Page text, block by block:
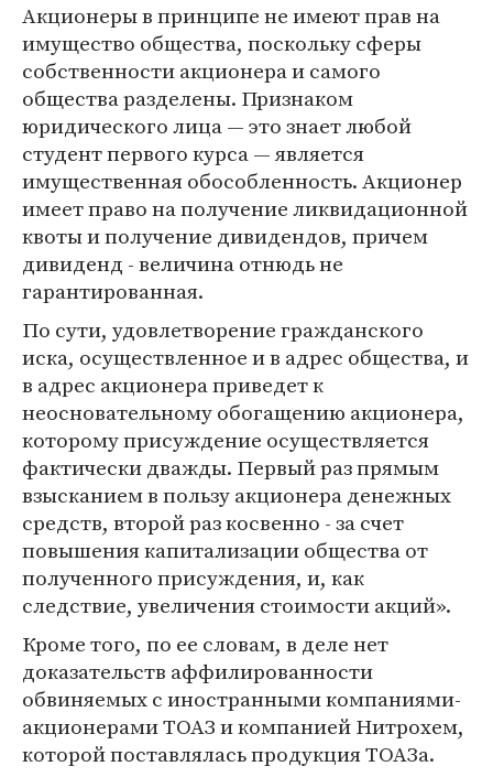
Акционеры в принципе не имеют прав на
имущество общества, поскольку сферы
собственности акционера и самого
общества разделены. Признаком
юридического лица — это знает любой
студент первого курса — является
имущественная обособленность. Акционер
имеет право на получение ликвидационной
квоты и получение дивидендов, причем
дивиденд - величина отнюдь не
гарантированная.
По сути, удовлетворение гражданского
иска, осуществленное и в адрес общества, и
в адрес акционера приведет к
неосновательному обогащению акционера,
которому присуждение осуществляется
фактически дважды. Первый раз прямым
взысканием в пользу акционера денежных
средств, второй раз косвенно - за счет
повышения капитализации общества от
полученного присуждения, и, как
следствие, увеличения стоимости акций».
Кроме того, по ее словам, в деле нет
доказательств аффилированности
обвиняемых с иностранными компаниями-
акционерами ТОАЗ и компанией Нитрохем,
которой поставлялась продукция ТОАЗа.